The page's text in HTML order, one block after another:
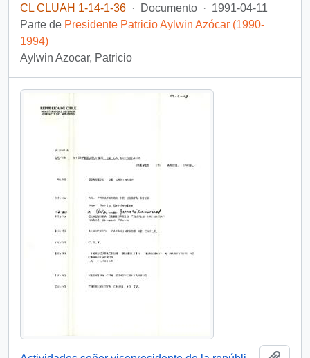
CL CLUAH 1-14-1-36 · Documento · 1991-04-11
Parte de Presidente Patricio Aylwin Azócar (1990-
1994)
Aylwin Azocar, Patricio